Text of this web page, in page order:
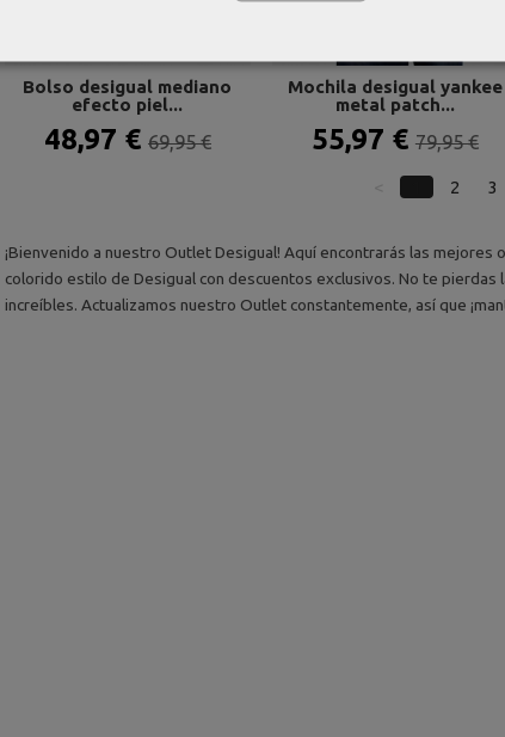
Bolso desigual mediano
efecto piel...
48,97 € 69,95 €
Mochila desigual yankee
metal patch...
55,97 € 79,95 €
2 3
¡Bienvenido a nuestro Outlet Desigual! Aquí encontrarás las
colorido estilo de Desigual con descuentos exclusivos. No te
increíbles. Actualizamos nuestro Outlet constantemente, así que